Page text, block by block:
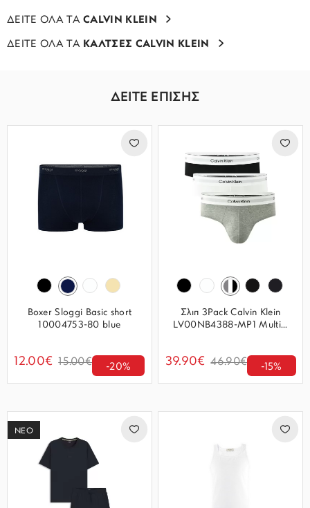
ΔΕΙΤΕ ΟΛΑ ΤΑCALVIN KLEIN
ΔΕΙΤΕ ΟΛΑ ΤΑ ΚΑΛΤΣΕΣ CALVIN KLEIN
ΔΕΙΤΕ ΕΠΙΣΗΣ
Boxer Sloggi Basic short
10004753-80 blue
12.00€ 15.00€ -20%
Σλιπ 3Pack Calvin Klein
LV00NB4388-MP1 Multi...
39.90€ 46.90€ -15%
ΝΕΟ